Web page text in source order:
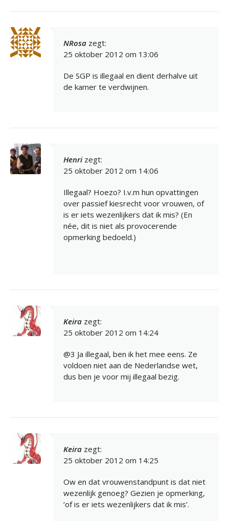
NRosa zegt:
25 oktober 2012 om 13:06
De SGP is illegaal en dient derhalve uit
de kamer te verdwijnen.
Henri zegt:
25 oktober 2012 om 14:06
Illegaal? Hoezo? I.v.m hun opvattingen
over passief kiesrecht voor vrouwen, of
is er iets wezenlijkers dat ik mis? (En
née, dit is niet als provocerende
opmerking bedoeld.)
Keira zegt:
25 oktober 2012 om 14:24
@3 Ja illegaal, ben ik het mee eens. Ze
voldoen niet aan de Nederlandse wet,
dus ben je voor mij illegaal bezig.
Keira zegt:
25 oktober 2012 om 14:25
Ow en dat vrouwenstandpunt is dat niet
wezenlijk genoeg? Gezien je opmerking,
‘of is er iets wezenlijkers dat ik mis’.